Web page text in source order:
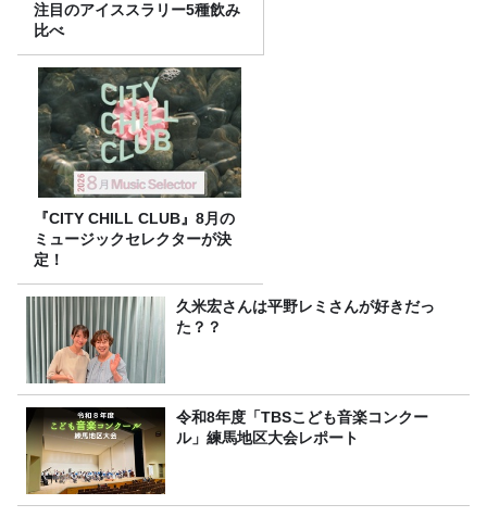
注目のアイススラリー5種飲み
比べ
『CITY CHILL CLUB』8月の
ミュージックセレクターが決
定！
久米宏さんは平野レミさんが好きだっ
た？？
令和8年度「TBSこども音楽コンクー
ル」練馬地区大会レポート